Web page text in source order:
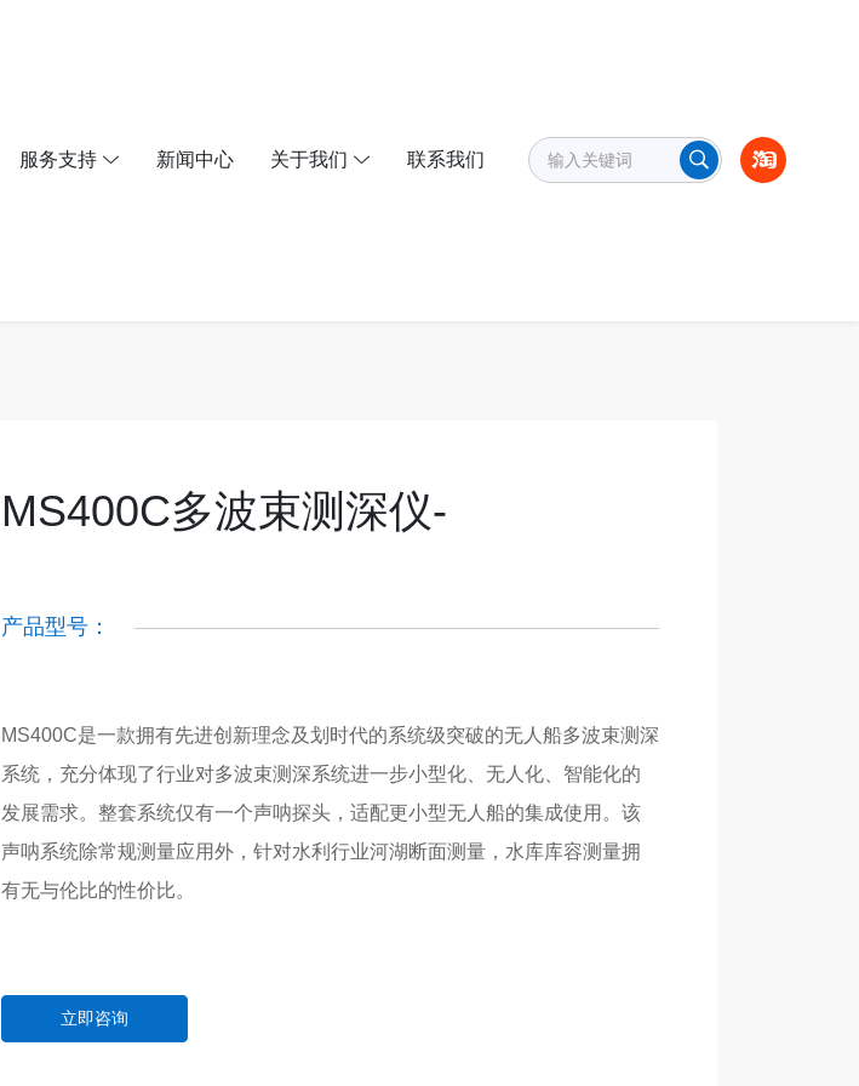
服务支持 新闻中心 关于我们 联系我们
MS400C多波束测深仪-
产品型号：
MS400C是一款拥有先进创新理念及划时代的系统级突破的无人船多波束测深
系统，充分体现了行业对多波束测深系统进一步小型化、无人化、智能化的
发展需求。整套系统仅有一个声呐探头，适配更小型无人船的集成使用。该
声呐系统除常规测量应用外，针对水利行业河湖断面测量，水库库容测量拥
有无与伦比的性价比。
立即咨询